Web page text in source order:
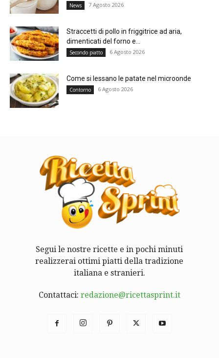
News 7 Agosto 2026
Straccetti di pollo in friggitrice ad aria,
dimenticati del forno e...
Secondo piatto 6 Agosto 2026
Come si lessano le patate nel microonde
Contorno 6 Agosto 2026
Segui le nostre ricette e in pochi minuti
realizzerai ottimi piatti della tradizione
italiana e stranieri.
Contattaci: redazione@ricettasprint.it